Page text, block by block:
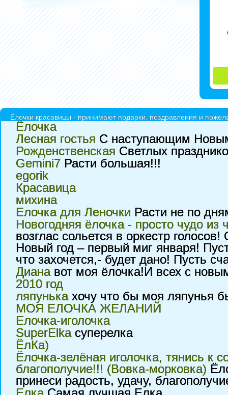
Ёлочки красавицы - принимают подарки, поздравления и
Ёлочка
Лесная гостья С наступающим
Рожденственская Светлых
Gemini7 Расти большая!!!
egorik
Красавица
михина
Елочка для Леночки Расти не по
Новогодняя ёлочка - просто чудо из
возглас сольется в оркестр
Новый год – первый миг января!
что захочется,- будет дано! Пусть
Дианавот моя ёлочка!И всех с
2010 год
ляпунькахочу что бы моя ляпунья
МОЯ ЕЛОЧКА ЖЕЛАНИЙ
Елочка-иголочка
SuperElkaсуперелка
ЁлКа)
Ёлочка-зелёная иголочка, тянись к
благополучие!!! (Вовка-морковка)
принеси радость, удачу,